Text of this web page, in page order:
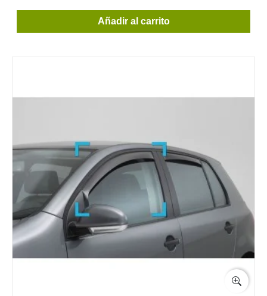
Añadir al carrito